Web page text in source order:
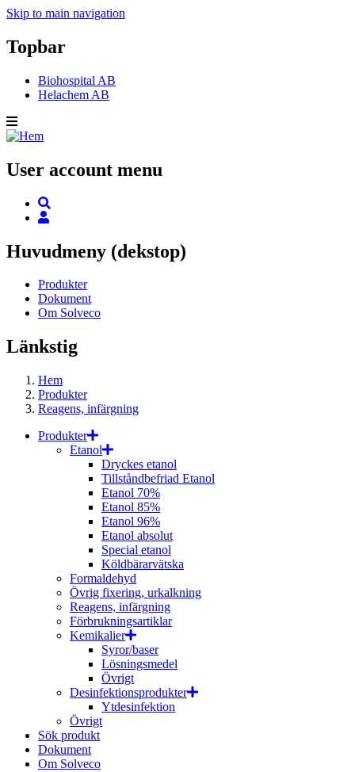
Skip to main navigation
Topbar
Biohospital AB
Helachem AB
User account menu
Huvudmeny (dekstop)
Produkter
Dokument
Om Solveco
Länkstig
Hem
Produkter
Reagens, infärgning
Produkter
Etanol
Dryckes etanol
Tillståndbefriad Etanol
Etanol 70%
Etanol 85%
Etanol 96%
Etanol absolut
Special etanol
Köldbärarvätska
Formaldehyd
Övrig fixering, urkalkning
Reagens, infärgning
Förbrukningsartiklar
Kemikalier
Syror/baser
Lösningsmedel
Övrigt
Desinfektionsprodukter
Ytdesinfektion
Övrigt
Sök produkt
Dokument
Om Solveco